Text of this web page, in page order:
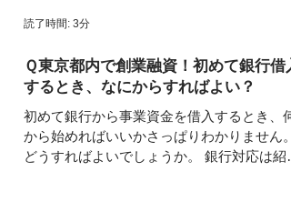
Ｑ東京都内で創業融資！初めて銀行借
するとき、なにからすればよい？